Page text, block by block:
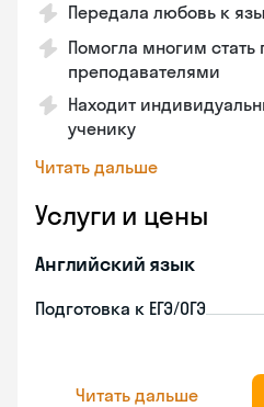
Передала любовь к
Помогла многим
преподавателями
Находит
ученику
Читать дальше
Услуги и цены
Английский язык
Подготовка к ЕГЭ/ОГЭ
Читать дальше